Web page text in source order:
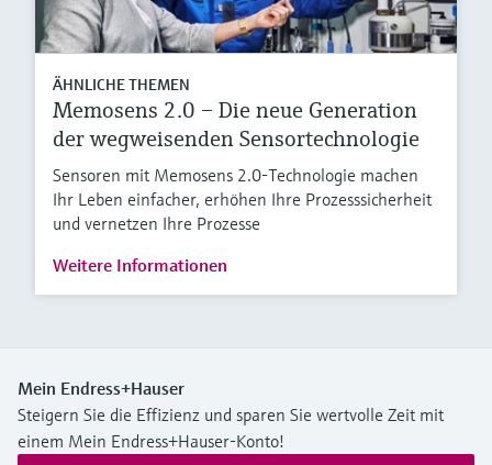
ÄHNLICHE THEMEN
Memosens 2.0 – Die neue Generation
der wegweisenden Sensortechnologie
Sensoren mit Memosens 2.0-Technologie machen
Ihr Leben einfacher, erhöhen Ihre Prozesssicherheit
und vernetzen Ihre Prozesse
Weitere Informationen
Mein Endress+Hauser
Steigern Sie die Effizienz und sparen Sie wertvolle Zeit mit
einem Mein Endress+Hauser-Konto!